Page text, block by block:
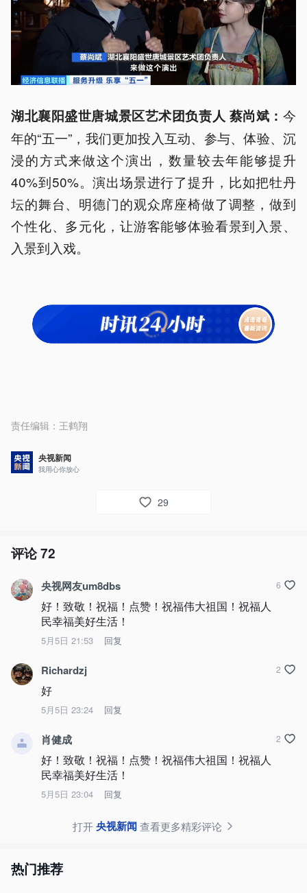
湖北襄阳盛世唐城景区艺术团负责人 蔡尚斌： 今
年的“五一”，我们更加投入互动、参与、体验、沉
浸的方式来做这个演出，数量较去年能够提升
40%到50%。演出场景进行了提升，比如把牡丹
坛的舞台、明德门的观众席座椅做了调整，做到
个性化、多元化，让游客能够体验看景到入景、
入景到入戏。
责任编辑： 王鹤翔
央视新闻
我用心你放心
29
评论72
央视网友um8dbs
好！致敬！祝福！点赞！祝福伟大祖国！祝福人
民幸福美好生活！
5月5日 21:53 回复
6
Richardzj
好
5月5日 23:24 回复
2
肖健成
好！致敬！祝福！点赞！祝福伟大祖国！祝福人
民幸福美好生活！
5月5日 23:04 回复
2
打开央视新闻查看更多精彩评论
热门推荐